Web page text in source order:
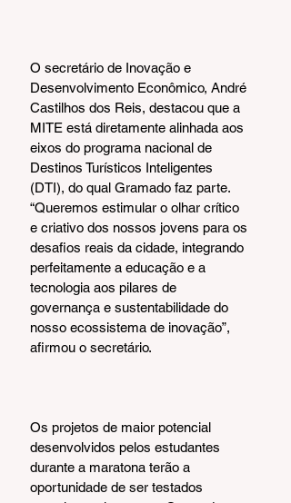
O secretário de Inovação e
Desenvolvimento Econômico, André
Castilhos dos Reis, destacou que a
MITE está diretamente alinhada aos
eixos do programa nacional de
Destinos Turísticos Inteligentes
(DTI), do qual Gramado faz parte.
“Queremos estimular o olhar crítico
e criativo dos nossos jovens para os
desafios reais da cidade, integrando
perfeitamente a educação e a
tecnologia aos pilares de
governança e sustentabilidade do
nosso ecossistema de inovação”,
afirmou o secretário.
Os projetos de maior potencial
desenvolvidos pelos estudantes
durante a maratona terão a
oportunidade de ser testados